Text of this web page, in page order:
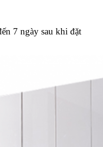
7 ngày sau khi đặt